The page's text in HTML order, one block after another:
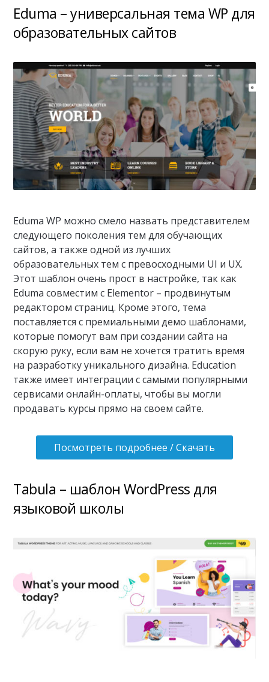
Eduma – универсальная тема WP для
образовательных сайтов
Eduma WP можно смело назвать представителем
следующего поколения тем для обучающих
сайтов, а также одной из лучших
образовательных тем с превосходными UI и UX.
Этот шаблон очень прост в настройке, так как
Eduma совместим с Elementor – продвинутым
редактором страниц. Кроме этого, тема
поставляется с премиальными демо шаблонами,
которые помогут вам при создании сайта на
скорую руку, если вам не хочется тратить время
на разработку уникального дизайна. Education
также имеет интеграции с самыми популярными
сервисами онлайн-оплаты, чтобы вы могли
продавать курсы прямо на своем сайте.
Посмотреть подробнее / Скачать
Tabula – шаблон WordPress для
языковой школы